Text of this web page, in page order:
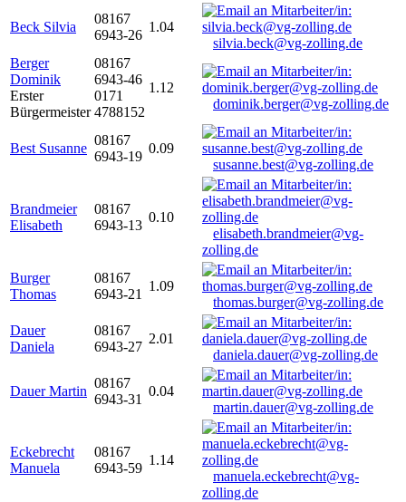
Beck Silvia
08167
6943-26
1.04
silvia.beck@vg-zolling.de
Berger
Dominik
Erster
Bürgermeister
08167
6943-46
0171
4788152
1.12
dominik.berger@vg-zolling.de
Best Susanne
08167
6943-19
0.09
susanne.best@vg-zolling.de
Brandmeier
Elisabeth
08167
6943-13
0.10
elisabeth.brandmeier@vg-
zolling.de
Burger
Thomas
08167
6943-21
1.09
thomas.burger@vg-zolling.de
Dauer
Daniela
08167
6943-27
2.01
daniela.dauer@vg-zolling.de
Dauer Martin
08167
6943-31
0.04
martin.dauer@vg-zolling.de
Eckebrecht
Manuela
08167
6943-59
1.14
manuela.eckebrecht@vg-
zolling.de